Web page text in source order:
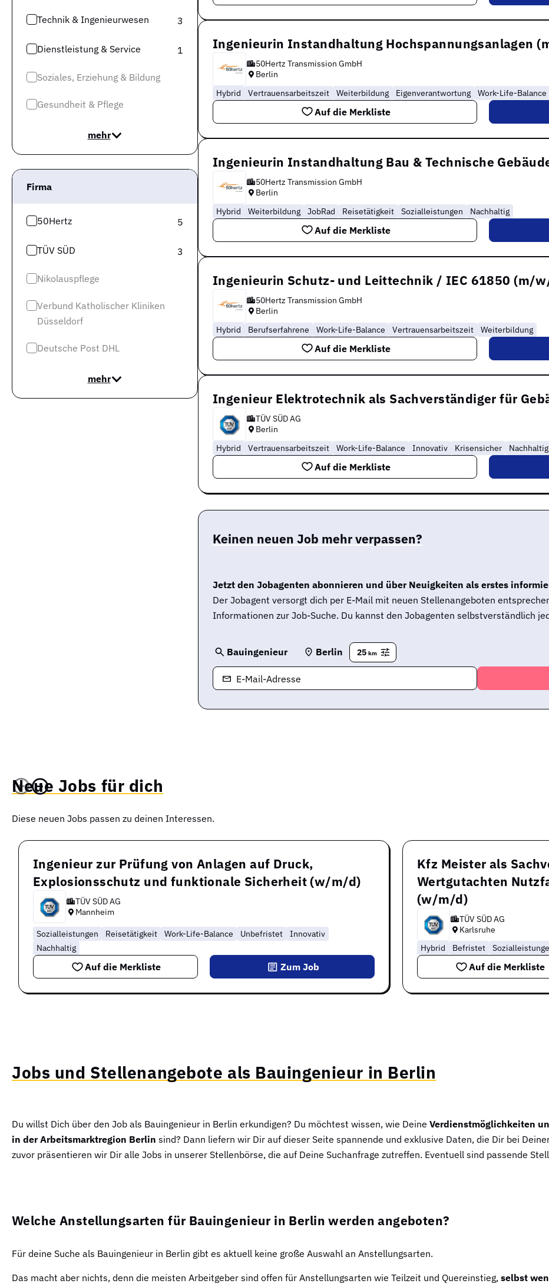
Technik & Ingenieurwesen 3
Dienstleistung & Service 1
Soziales, Erziehung & Bildung
Gesundheit & Pflege
mehr
Firma
50Hertz 5
TÜV SÜD 3
Nikolauspflege
Verbund Katholischer Kliniken
Düsseldorf
Deutsche Post DHL
mehr
Ingenieurin Instandhaltung Hochspannungsanlagen
50Hertz Transmission GmbH
Berlin
Hybrid
Vertrauensarbeitszeit Weiterbildung Eigenverantwortung Work-Life-Balance
Auf die Merkliste
Ingenieurin Instandhaltung Bau & Technische
50Hertz Transmission GmbH
Berlin
Hybrid
Weiterbildung JobRad Reisetätigkeit Sozialleistungen Nachhaltig
Auf die Merkliste
Ingenieurin Schutz- und Leittechnik / IEC 61850 (m/
50Hertz Transmission GmbH
Berlin
Hybrid
Berufserfahrene Work-Life-Balance Vertrauensarbeitszeit Weiterbildung
Auf die Merkliste
Ingenieur Elektrotechnik als Sachverständiger für
TÜV SÜD AG
Berlin
Hybrid
Vertrauensarbeitszeit Work-Life-Balance Innovativ Krisensicher Nachhaltig
Auf die Merkliste
Keinen neuen Job mehr verpassen?
Jetzt den Jobagenten abonnieren und über Neuigkeiten als erstes
Der Jobagent versorgt dich per E-Mail mit neuen Stellenangeboten
Informationen zur Job-Suche. Du kannst den Jobagenten selbstverständlich
Bauingenieur Berlin 25 km
E-Mail-Adresse
Neue Jobs für dich
Diese neuen Jobs passen zu deinen Interessen.
Ingenieur zur Prüfung von Anlagen auf Druck,
Explosionsschutz und funktionale Sicherheit (w/m/d)
TÜV SÜD AG
Mannheim
Sozialleistungen Reisetätigkeit Work-Life-Balance Unbefristet
Innovativ
Nachhaltig
Auf die Merkliste Zum Job
Kfz Meister als
Wertgutachten
(w/m/d)
TÜV SÜD AG
Karlsruhe
Hybrid
Befristet
Auf die Merkliste
Jobs und Stellenangebote als Bauingenieur in Berlin
Du willst Dich über den Job als Bauingenieur in Berlin erkundigen? Du möchtest wissen, wie Deine Verdienstmöglichkeiten
in der Arbeitsmarktregion Berlin sind? Dann liefern wir Dir auf dieser Seite spannende und exklusive Daten, die Dir bei
zuvor präsentieren wir Dir alle Jobs in unserer Stellenbörse, die auf Deine Suchanfrage zutreffen. Eventuell sind passende
Welche Anstellungsarten für Bauingenieur in Berlin werden angeboten?
Für deine Suche als Bauingenieur in Berlin gibt es aktuell keine große Auswahl an Anstellungsarten.
Das macht aber nichts, denn die meisten Arbeitgeber sind offen für Anstellungsarten wie Teilzeit und Quereinstieg, selbst